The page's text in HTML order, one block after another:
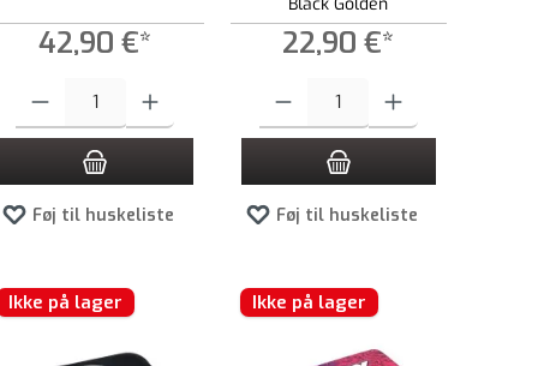
42,90 €*
Føj til huskeliste
22,90 €*
Føj til huskeliste
Ikke på lager Ikke på lager